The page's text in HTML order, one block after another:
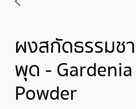
ผงสกัดธรรมช
พุด -
Powder